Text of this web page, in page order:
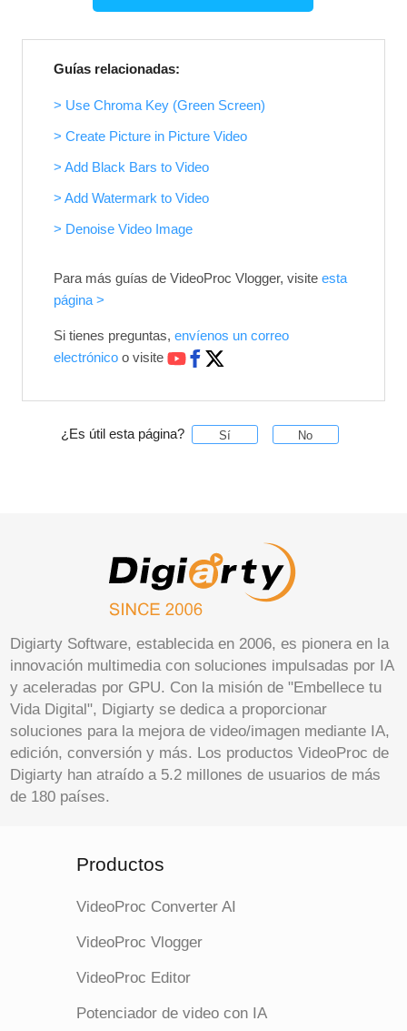
Guías relacionadas:
> Use Chroma Key (Green Screen)
> Create Picture in Picture Video
> Add Black Bars to Video
> Add Watermark to Video
> Denoise Video Image
Para más guías de VideoProc Vlogger, visite esta
página >
Si tienes preguntas, envíenos un correo
electrónicoo visite
¿Es útil esta página? Sí No
Digiarty Software, establecida en 2006, es pionera en la
innovación multimedia con soluciones impulsadas por IA
y aceleradas por GPU. Con la misión de "Embellece tu
Vida Digital", Digiarty se dedica a proporcionar
soluciones para la mejora de video/imagen mediante IA,
edición, conversión y más. Los productos VideoProc de
Digiarty han atraído a 5.2 millones de usuarios de más
de 180 países.
Productos
VideoProc Converter AI
VideoProc Vlogger
VideoProc Editor
Potenciador de video con IA